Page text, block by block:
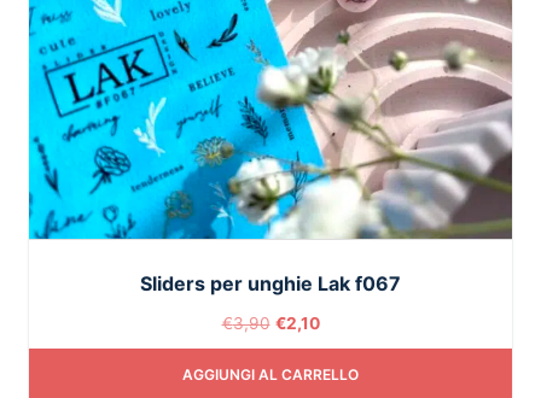
Sliders per unghie Lak f067
€3,90 €2,10
AGGIUNGI AL CARRELLO